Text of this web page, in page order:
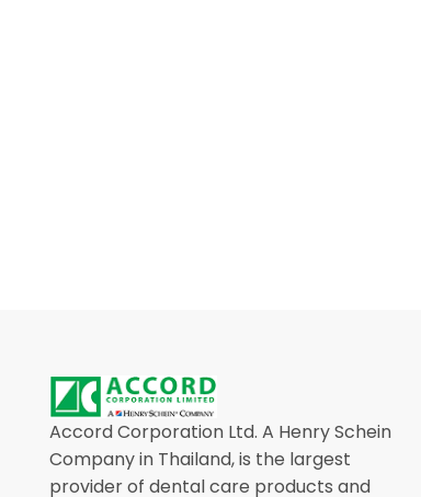
Accord Corporation Ltd. A Henry Schein
Company in Thailand, is the largest
provider of dental care products and